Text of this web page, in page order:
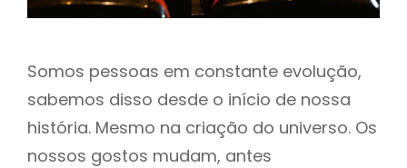
Somos pessoas em constante evolução,
sabemos disso desde o início de nossa
história. Mesmo na criação do universo. Os
nossos gostos mudam, antes